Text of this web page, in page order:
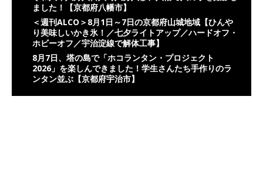
ました！【京都府八幡市】
＜週刊ALCO＞8月1日～7日の京都府山城地域【ひんや
り美味しいかき氷！／七夕ライトアップ／ハードオフ・
ホビーオフ／宇治淀線で解体工事】
8月7日、塔の島で「ホコランタン・プロジェクト
2026」を楽しんできました！学生さんたち手作りのラ
ンタン並ぶ【京都府宇治市】